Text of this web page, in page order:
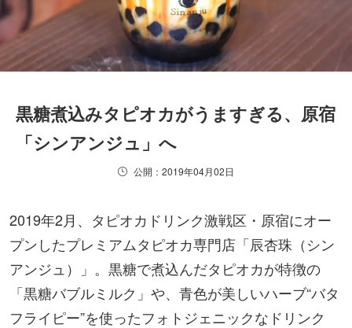
黒糖煮込みタピオカがうますぎる、原宿
「シンアンジュ」へ
公開：2019年04月02日
2019年2月、タピオカドリンク激戦区・原宿にオー
プンしたプレミアムタピオカ専門店「辰杏珠（シン
アンジュ）」。黒糖で煮込んだタピオカが特徴の
「黒糖バブルミルク」や、青色が美しいハーブ“バタ
フライピー”を使ったフォトジェニックなドリンク